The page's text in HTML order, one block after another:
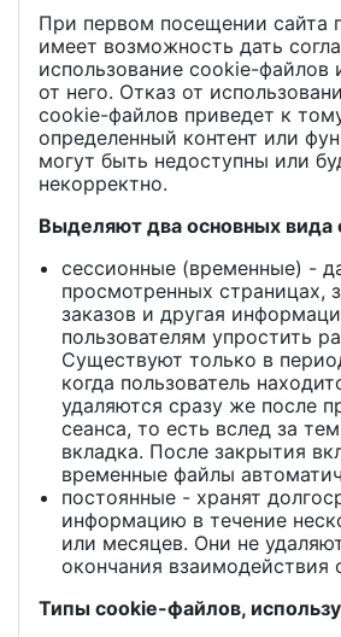
При первом посещении сайта
имеет возможность дать
использование cookie-файлов
от него. Отказ от
cookie-файлов приведет к
определенный контент или
могут быть недоступны или
некорректно.
Выделяют два основных
сессионные (временные) -
просмотренных страницах,
заказов и другая
пользователям упростить
Существуют только в
когда пользователь
удаляются сразу же после
сеанса, то есть вслед за
вкладка. После закрытия
временные файлы
постоянные - хранят
информацию в течение
или месяцев. Они не
окончания взаимодействия
Типы cookie-файлов,